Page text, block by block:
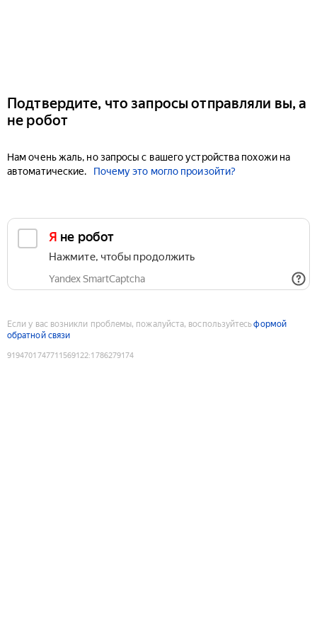
Подтвердите, что запросы отправляли вы, а
не робот
Нам очень жаль, но запросы с вашего устройства похожи на
автоматические.
Почему это могло произойти?
Я не робот
Нажмите, чтобы продолжить
Yandex SmartCaptcha
Если у вас возникли проблемы, пожалуйста, воспользуйтесьформой
обратной связи
9194701747711569122:1786279174